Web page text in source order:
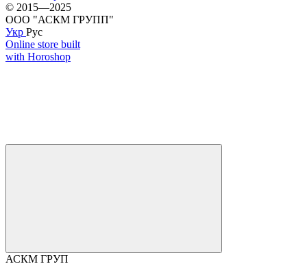
© 2015—2025
ООО "АСКМ ГРУПП"
Укр Рус
Online store built
with Horoshop
АСКМ ГРУП